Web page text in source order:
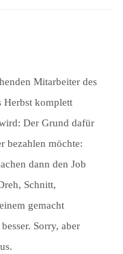
Mitarbeiter des
Herbst komplett
Der Grund dafür
bezahlen möchte:
dann den Job
Schnitt,
gemacht
Sorry, aber